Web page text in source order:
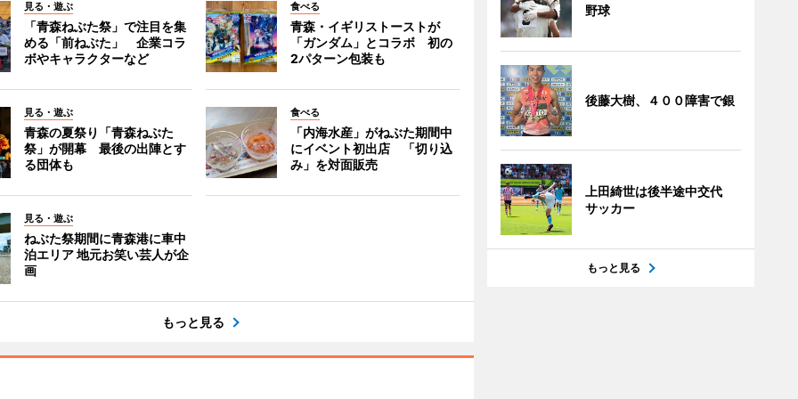
見る・遊ぶ
「青森ねぶた祭」で注目を集
める「前ねぶた」 企業コラ
ボやキャラクターなど
食べる
青森・イギリストーストが
「ガンダム」とコラボ 初の
2パターン包装も
見る・遊ぶ
青森の夏祭り「青森ねぶた
祭」が開幕 最後の出陣とす
る団体も
食べる
「内海水産」がねぶた期間中
にイベント初出店 「切り込
み」を対面販売
見る・遊ぶ
ねぶた祭期間に青森港に車中
泊エリア 地元お笑い芸人が企
画
もっと見る
野球
後藤大樹、４００障害で銀
上田綺世は後半途中交代
サッカー
もっと見る